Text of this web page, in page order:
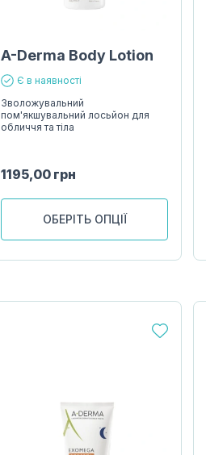
A-Derma Body Lotion
Є в наявності
Зволожувальний
пом'якшувальний лосьйон для
обличчя та тіла
1195,00 грн
ОБЕРІТЬ ОПЦІЇ